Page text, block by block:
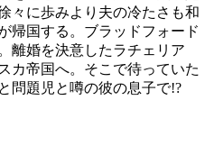
々に歩みより夫の冷たさも和
帰国する。ブラッドフォード
婚を決意したラチェリア
カ帝国へ。そこで待っていた
問題児と噂の彼の息子で!?